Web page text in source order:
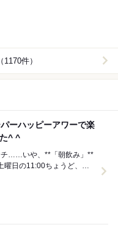
件）
ーハッピーアワーで楽
^ ^
チ……いや、**「朝飲み」**